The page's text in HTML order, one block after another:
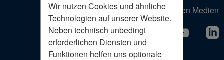
Wir nutzen Cookies und ähnliche
Technologien auf unserer Website.
Neben technisch unbedingt
erforderlichen Diensten und
Funktionen helfen uns optionale
Der Wirtschaftsrat in den Sozialen Medien